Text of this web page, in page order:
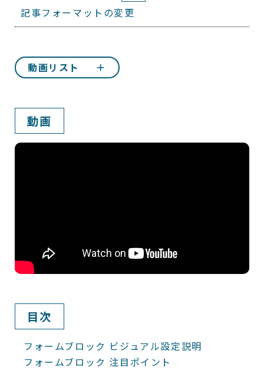
記事フォーマットの変更
動画リスト
【アプリ管理】アプリ
【アプリ管理】DB
【アプリ管理】アプリロール / アプリ利用画面
【サイト管理】フォームブロック
【サイト管理】フォームブロック ビジュアル設定
【サイト管理】フォームブロック ソース設定
動画
目次
フォームブロック ビジュアル設定説明
フォームブロック 注目ポイント